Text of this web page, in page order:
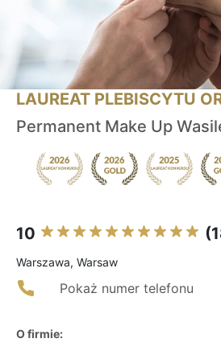
LAUREAT PLEBISCYTU
Permanent Make Up
10
Warszawa, Warsaw
Pokaż numer telefonu
O firmie: